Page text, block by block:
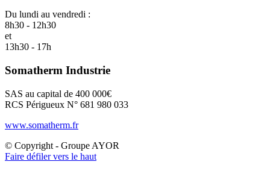
Du lundi au vendredi :
8h30 - 12h30
et
13h30 - 17h
Somatherm Industrie
SAS au capital de 400 000€
RCS Périgueux N° 681 980 033
www.somatherm.fr
© Copyright - Groupe AYOR
Faire défiler vers le haut